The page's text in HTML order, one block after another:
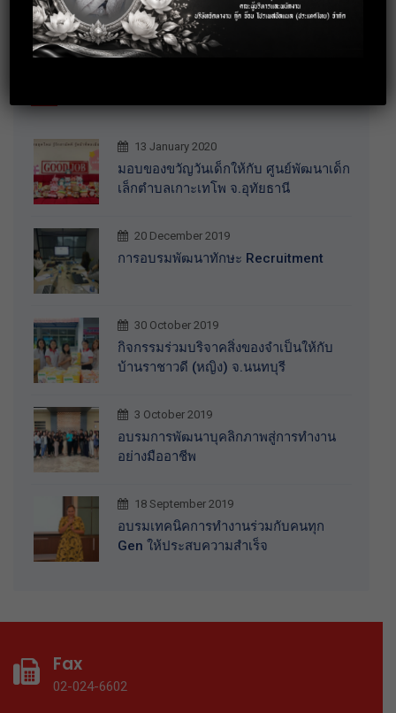
13 January 2020
มอบของขวัญวันเด็กให้กับ ศูนย์พัฒนาเด็ก
เล็กตำบลเกาะเทโพ จ.อุทัยธานี
20 December 2019
การอบรมพัฒนาทักษะ Recruitment
30 October 2019
กิจกรรมร่วมบริจาคสิ่งของจำเป็นให้กับ
บ้านราชาวดี (หญิง) จ.นนทบุรี
3 October 2019
อบรมการพัฒนาบุคลิกภาพสู่การทำงาน
อย่างมืออาชีพ
18 September 2019
อบรมเทคนิคการทำงานร่วมกับคนทุก
Gen ให้ประสบความสำเร็จ
Fax
02-024-6602